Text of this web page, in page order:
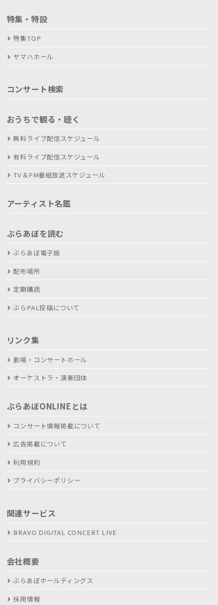
特集・特設
特集TOP
ヤマハホール
コンサート検索
おうちで観る・聴く
無料ライブ配信スケジュール
有料ライブ配信スケジュール
TV＆FM番組放送スケジュール
アーティスト名鑑
ぶらあぼを読む
ぶらあぼ電子版
配布場所
定期購読
ぶらPAL投稿について
リンク集
劇場・コンサートホール
オーケストラ・演奏団体
ぶらあぼONLINEとは
コンサート情報掲載について
広告掲載について
利用規約
プライバシーポリシー
関連サービス
BRAVO DIGITAL CONCERT LIVE
会社概要
ぶらあぼホールディングス
採用情報